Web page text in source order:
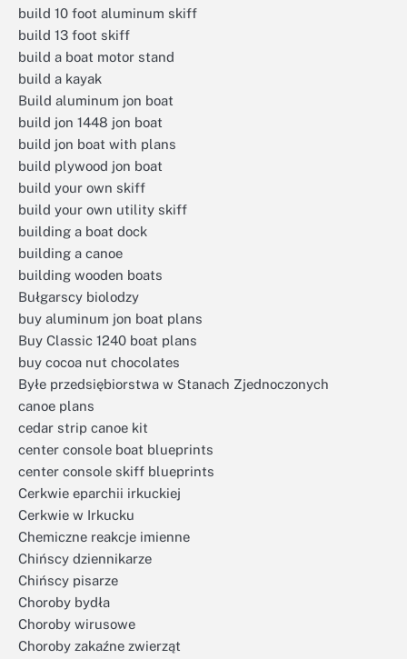
build 10 foot aluminum skiff
build 13 foot skiff
build a boat motor stand
build a kayak
Build aluminum jon boat
build jon 1448 jon boat
build jon boat with plans
build plywood jon boat
build your own skiff
build your own utility skiff
building a boat dock
building a canoe
building wooden boats
Bułgarscy biolodzy
buy aluminum jon boat plans
Buy Classic 1240 boat plans
buy cocoa nut chocolates
Byłe przedsiębiorstwa w Stanach Zjednoczonych
canoe plans
cedar strip canoe kit
center console boat blueprints
center console skiff blueprints
Cerkwie eparchii irkuckiej
Cerkwie w Irkucku
Chemiczne reakcje imienne
Chińscy dziennikarze
Chińscy pisarze
Choroby bydła
Choroby wirusowe
Choroby zakaźne zwierząt